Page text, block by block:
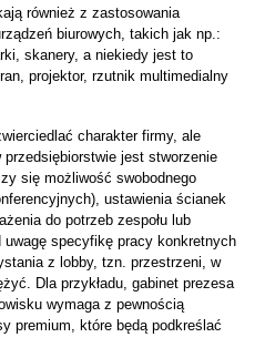
również z zastosowania
biurowych, takich jak np.:
skanery, a niekiedy jest to
projektor, rzutnik multimedialny
charakter firmy, ale
jest stworzenie
się możliwość swobodnego
ustawienia ścianek
do potrzeb zespołu lub
specyfikę pracy konkretnych
z lobby, tzn. przestrzeni, w
Dla przykładu, gabinet prezesa
wymaga z pewnością
premium, które będą podkreślać